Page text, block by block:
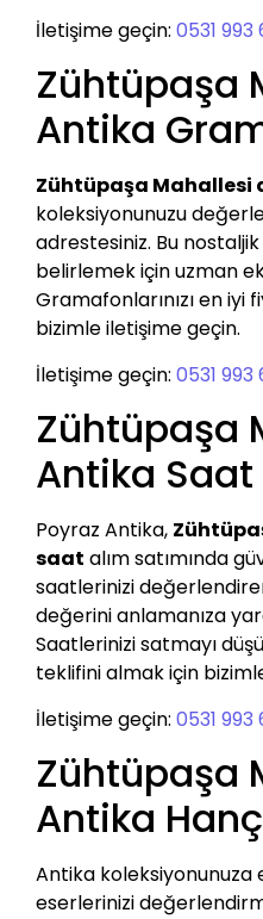
İletişime geçin: 0531 993
Zühtüpaşa
Antika
Zühtüpaşa
koleksiyonunuzu
adrestesiniz. Bu
belirlemek için uzman
Gramafonlarınızı en
bizimle iletişime geçin.
İletişime geçin: 0531 993
Zühtüpaşa
Antika Saat
Poyraz Antika,
saat alım satımında
saatlerinizi
değerini anlamanıza
Saatlerinizi satmayı
teklifini almak için
İletişime geçin: 0531 993
Zühtüpaşa
Antika
Antika
eserlerinizi